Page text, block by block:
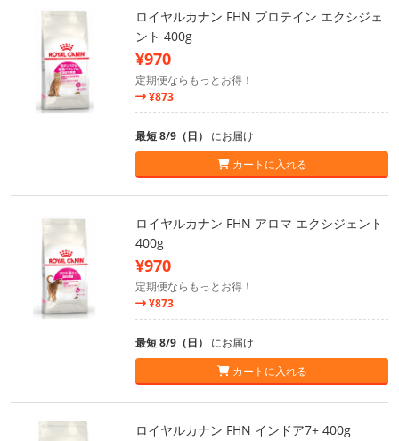
ロイヤルカナン FHN プロテイン エクシジェ
ント 400g
¥970
定期便ならもっとお得！
¥873
最短 8/9（日） にお届け
カートに入れる
ロイヤルカナン FHN アロマ エクシジェント
400g
¥970
定期便ならもっとお得！
¥873
最短 8/9（日） にお届け
カートに入れる
ロイヤルカナン FHN インドア7+ 400g